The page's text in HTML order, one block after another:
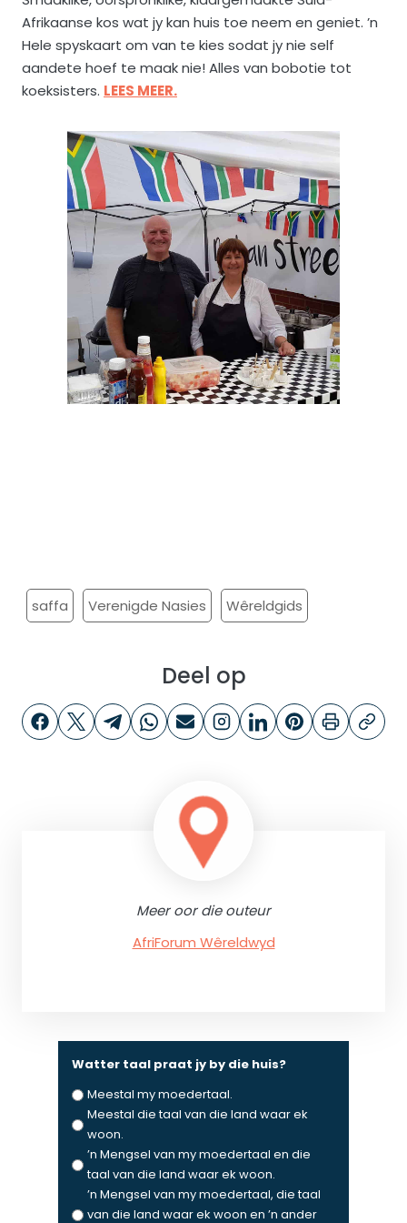
Afrikaanse kos wat jy kan huis toe neem en geniet. ’n
Hele spyskaart om van te kies sodat jy nie self
aandete hoef te maak nie! Alles van bobotie tot
koeksisters. LEES MEER.
saffa Verenigde Nasies Wêreldgids
Deel op
Meer oor die outeur
AfriForum Wêreldwyd
Watter taal praat jy by die huis?
Meestal my moedertaal.
Meestal die taal van die land waar ek
woon.
’n Mengsel van my moedertaal en die
taal van die land waar ek woon.
’n Mengsel van my moedertaal, die taal
van die land waar ek woon en ’n ander